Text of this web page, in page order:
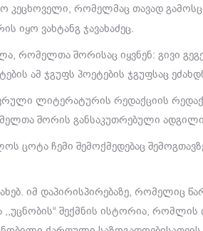
კეცხოველი, რომელმაც თავად
იყო ვახტანგ ჯავახაძეც.
რომელთა შორისაც იყვნენ: გივი
ამ ჯგუფს პოეტების ჯგუფსაც
ლიტერატურის რედაქციის
შორის განსაკუთრებული ადგილი
ჩემი შემოქმედებაც
იმ დაპირისპირებაზე, რომელიც
შექმნის ისტორია,